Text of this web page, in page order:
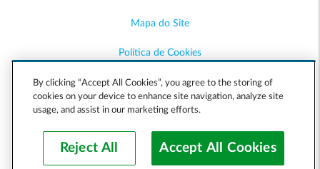
Mapa do Site
Política de Cookies
Acessibilidade
Ajuda
By clicking “Accept All Cookies”, you agree to the storing of
cookies on your device to enhance site navigation, analyze site
usage, and assist in our marketing efforts.
Reject All Accept All Cookies